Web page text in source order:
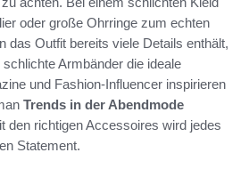
oder große Ohrringe zum echten
das Outfit bereits viele Details enthält,
Armbänder die ideale
und Fashion-Influencer inspirieren
Trends in der Abendmode
den richtigen Accessoires wird jedes
Statement.